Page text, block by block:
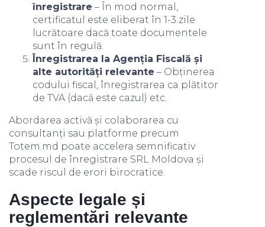
înregistrare – În mod normal,
certificatul este eliberat în 1-3 zile
lucrătoare dacă toate documentele
sunt în regulă.
Înregistrarea la Agenția Fiscală și
alte autorități relevante – Obținerea
codului fiscal, înregistrarea ca plătitor
de TVA (dacă este cazul) etc.
Abordarea activă și colaborarea cu
consultanți sau platforme precum
Totem.md poate accelera semnificativ
procesul de înregistrare SRL Moldova și
scade riscul de erori birocratice.
Aspecte legale și
reglementări relevante